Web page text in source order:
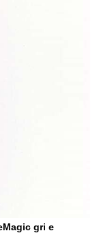
gri e